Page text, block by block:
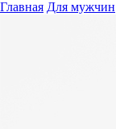
Главная Для мужчин